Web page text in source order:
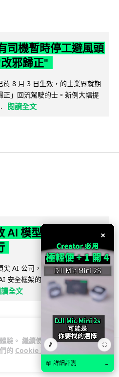
驗。 繼續使用
的 Cookie 政
司機暫時停工避風頭
邪歸正"
8 月 3 日生效，的士業界就期
」回流駕駛的士。新例大幅提
閱讀全文
AI 模型 業界質疑安
尖 AI 公司，中國開發的開放權重
安全框架的測試範圍。美國業界
全文
×
🎵 ⛶
📖 詳細評測 →